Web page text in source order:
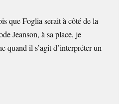
que Foglia serait à côté de la
Jeanson, à sa place, je
quand il s’agit d’interpréter un